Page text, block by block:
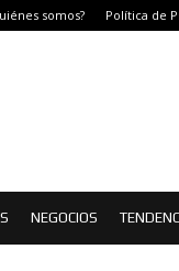
somos? Política de
NEGOCIOS